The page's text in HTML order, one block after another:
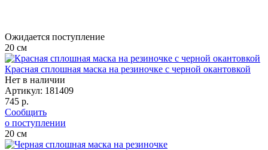
Ожидается поступление
20 см
Красная сплошная маска на резиночке с черной окантовкой
Нет в наличии
Артикул: 181409
745 р.
Сообщить
о поступлении
20 см